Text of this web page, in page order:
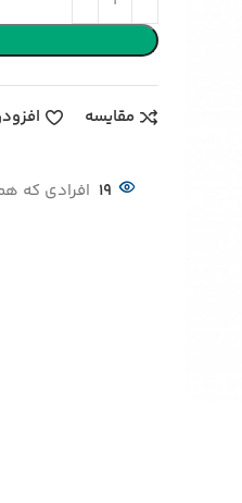
مقایسه
19 افرادی که